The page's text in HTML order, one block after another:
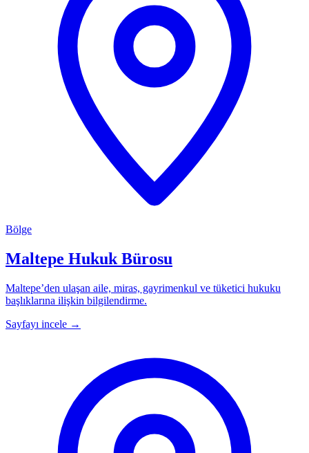
Bölge
Maltepe Hukuk Bürosu
Maltepe’den ulaşan aile, miras, gayrimenkul ve tüketici hukuku
başlıklarına ilişkin bilgilendirme.
Sayfayı incele →